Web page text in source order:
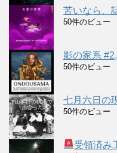
苦いなら、
50件のビュー
影の家系
50件のビュー
七月六日の
50件のビュー
受領済み